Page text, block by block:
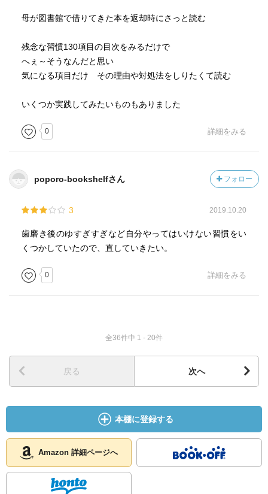
母が図書館で借りてきた本を返却時にさっと読む
残念な習慣130項目の目次をみるだけで
へぇ～そうなんだと思い
気になる項目だけ その理由や対処法をしりたくて読む
いくつか実践してみたいものもありました
0 詳細をみる
poporo-bookshelfさん フォロー
3 2019.10.20
歯磨き後のゆすぎすぎなど自分やってはいけない習慣をい
くつかしていたので、直していきたい。
0 詳細をみる
全36件中 1 - 20件
戻る 次へ
本棚に登録する
Amazon 詳細ページへ